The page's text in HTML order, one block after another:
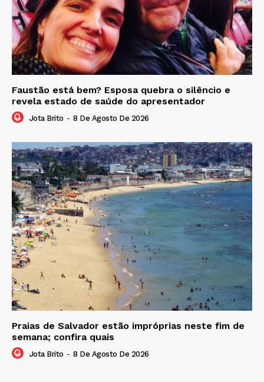
Faustão está bem? Esposa quebra o silêncio e
revela estado de saúde do apresentador
Jota Brito - 8 De Agosto De 2026
Praias de Salvador estão impróprias neste fim de
semana; confira quais
Jota Brito - 8 De Agosto De 2026